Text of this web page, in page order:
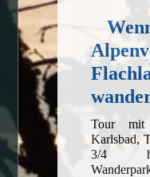
Tour
Karlsbad,
3/4 h,